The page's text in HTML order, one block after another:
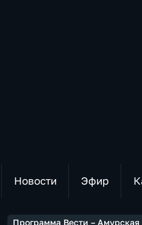
Новости Эфир
Программа Вести –